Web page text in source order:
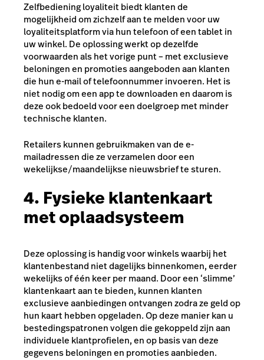
Zelfbediening loyaliteit biedt klanten de
mogelijkheid om zichzelf aan te melden voor uw
loyaliteitsplatform via hun telefoon of een tablet in
uw winkel. De oplossing werkt op dezelfde
voorwaarden als het vorige punt – met exclusieve
beloningen en promoties aangeboden aan klanten
die hun e-mail of telefoonnummer invoeren. Het is
niet nodig om een ​​app te downloaden en daarom is
deze ook bedoeld voor een doelgroep met minder
technische klanten.
Retailers kunnen gebruikmaken van de e-
mailadressen die ze verzamelen door een
wekelijkse/maandelijkse nieuwsbrief te sturen.
4. Fysieke klantenkaart
met oplaadsysteem
Deze oplossing is handig voor winkels waarbij het
klantenbestand niet dagelijks binnenkomen, eerder
wekelijks of één keer per maand. Door een ‘slimme’
klantenkaart aan te bieden, kunnen klanten
exclusieve aanbiedingen ontvangen zodra ze geld op
hun kaart hebben opgeladen. Op deze manier kan u
bestedingspatronen volgen die gekoppeld zijn aan
individuele klantprofielen, en op basis van deze
gegevens beloningen en promoties aanbieden.